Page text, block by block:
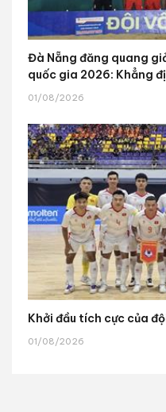
Đà Nẵng đăng quang
quốc gia 2026: Khẳng
01/08/2026
Khởi đầu tích cực của
01/08/2026